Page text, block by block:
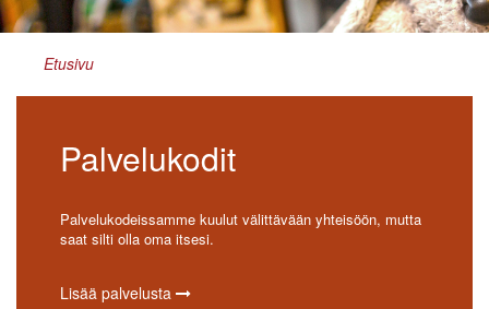
Etusivu
Palvelukodit
Palvelukodeissamme kuulut välittävään yhteisöön, mutta
saat silti olla oma itsesi.
Lisää palvelusta